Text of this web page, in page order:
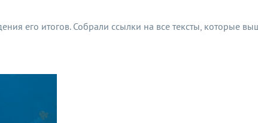
его итогов. Собрали ссылки на все тексты, которые